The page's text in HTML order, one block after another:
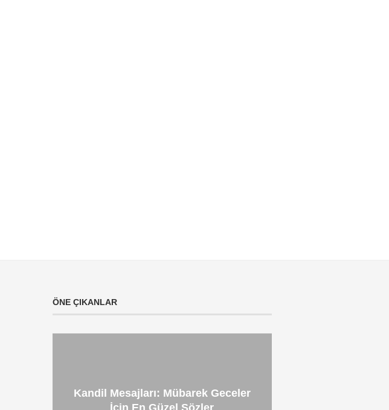
ÖNE ÇIKANLAR
Kandil Mesajları: Mübarek Geceler
İçin En Güzel Sözler